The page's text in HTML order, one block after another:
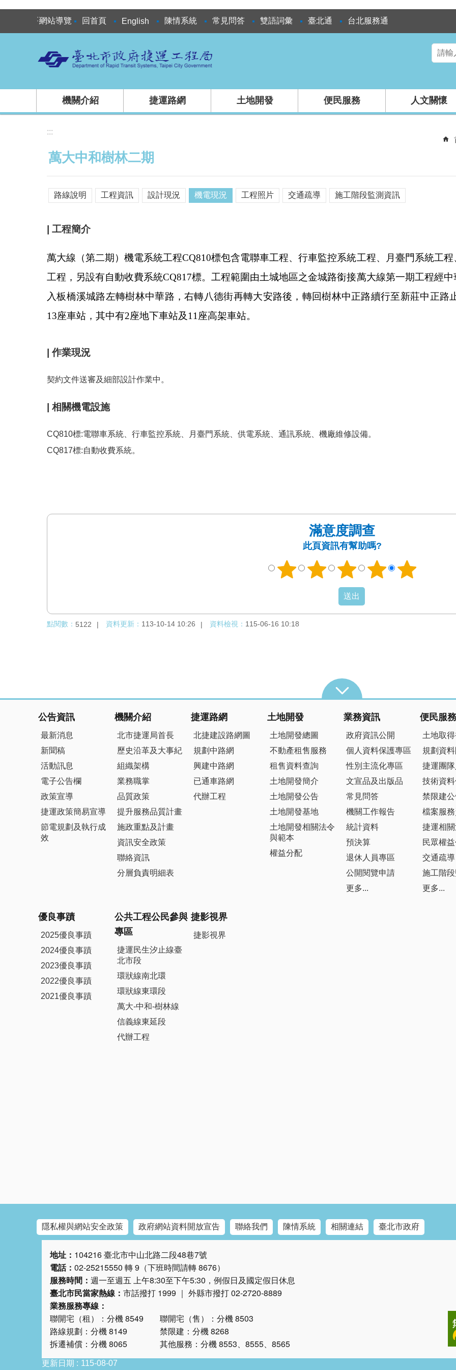
跳到主要內容區塊
:::網站導覽 回首頁 English 陳情系統 常見問答 雙語詞彙 臺北通 台北服務通
機關介紹 捷運路網 土地開發 便民服務 人文關懷
:::
萬大中和樹林二期
路線說明 工程資訊 設計現況 機電現況 工程照片 交通疏導 施工階段監測資訊
| 工程簡介
萬大線（第二期）機電系統工程CQ810標包含電聯車工程、行車監控系統工程、月臺門系統工
工程，另設有自動收費系統CQ817標。工程範圍由土城地區之金城路銜接萬大線第一期工程經
入板橋溪城路左轉樹林中華路，右轉八德街再轉大安路後，轉回樹林中正路續行至新莊中正路
13座車站，其中有2座地下車站及11座高架車站。
| 作業現況
契約文件送審及細部設計作業中。
| 相關機電設施
CQ810標:電聯車系統、行車監控系統、月臺門系統、供電系統、通訊系統、機廠維修設備。
CQ817標:自動收費系統。
滿意度調查
此頁資訊有幫助嗎?
點閱數： 5122 資料更新： 113-10-14 10:26 資料檢視： 115-06-16 10:18
公告資訊
最新消息
新聞稿
活動訊息
電子公告欄
政策宣導
捷運政策簡易宣導
節電規劃及執行成
效
機關介紹
北市捷運局首長
歷史沿革及大事紀
組織架構
業務職掌
品質政策
提升服務品質計畫
施政重點及計畫
資訊安全政策
聯絡資訊
分層負責明細表
捷運路網
北捷建設路網圖
規劃中路網
興建中路網
已通車路網
代辦工程
土地開發
土地開發總圖
不動產租售服務
租售資料查詢
土地開發簡介
土地開發公告
土地開發基地
土地開發相關法令
與範本
權益分配
業務資訊
政府資訊公開
個人資料保護專區
性別主流化專區
文宣品及出版品
常見問答
機關工作報告
統計資料
預決算
退休人員專區
公開閱覽申請
更多...
便民服務
土地取
規劃資
捷運團
技術資
禁限建
檔案服
捷運相
民眾權
交通疏導
施工階
更多...
優良事蹟
2025優良事蹟
2024優良事蹟
2023優良事蹟
2022優良事蹟
2021優良事蹟
公共工程公民參與
專區
捷運民生汐止線臺
北市段
環狀線南北環
環狀線東環段
萬大-中和-樹林線
信義線東延段
代辦工程
捷影視界
捷影視界
隱私權與網站安全政策 政府網站資料開放宣告 聯絡我們 陳情系統 相關連結 臺北市政府
地址： 104216 臺北市中山北路二段48巷7號
電話： 02-25215550 轉 9（下班時間請轉 8676）
服務時間： 週一至週五 上午8:30至下午5:30，例假日及國定假日休息
臺北市民當家熱線： 市話撥打 1999 ｜ 外縣市撥打 02-2720-8889
業務服務專線：
聯開宅（租）：分機 8549 聯開宅（售）：分機 8503
路線規劃：分機 8149 禁限建：分機 8268
拆遷補償：分機 8065 其他服務：分機 8553、8555、8565
更新日期
115-08-07